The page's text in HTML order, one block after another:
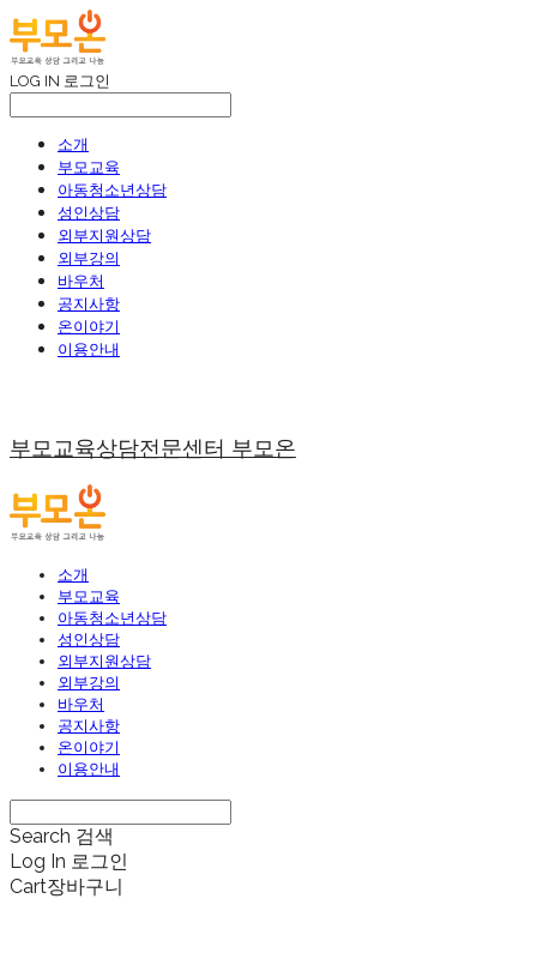
LOG IN 로그인
소개
부모교육
아동청소년상담
성인상담
외부지원상담
외부강의
바우처
공지사항
온이야기
이용안내
부모교육상담전문센터 부모온
소개
부모교육
아동청소년상담
성인상담
외부지원상담
외부강의
바우처
공지사항
온이야기
이용안내
Search 검색
Log In 로그인
Cart장바구니